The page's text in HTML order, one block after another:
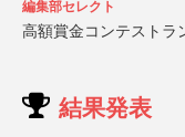
編集部セレクト
高額賞金コンテストラ
結果発表